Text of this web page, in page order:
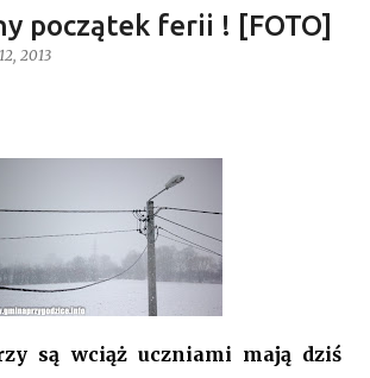
trwała ostatnia w 2025 roku XVI sesja
ustanawiając dotychczasowy
od początku dyktowało słowo
przewodniczącego rady. Robert
stanowisko, a nową
została Joanna Jabłecka -
wiceprzewodnicząca.
początek ferii ! [FOTO]
2013
są wciąż uczniami mają dziś